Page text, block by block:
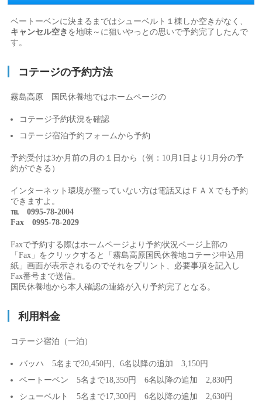
ベートーベンに決まるまではシューベルト１棟しか空きがなく、
キャンセル空き を地味～に狙いやっとの思いで予約完了したんで
す。
コテージの予約方法
霧島高原 国民休養地ではホームページの
コテージ予約状況を確認
コテージ宿泊予約フォームから予約
予約受付は3か月前の月の１日から（例：10月1日より1月分の予
約ができる）
インターネット環境が整っていない方は電話又はＦＡＸでも予約
できますよ。
℡ 0995-78-2004
Fax 0995-78-2029
Faxで予約する際はホームページより予約状況ページ上部の
「Fax」をクリックすると「霧島高原国民休養地コテージ申込用
紙」画面が表示されるのでそれをプリント、必要事項を記入し
Fax番号まで送信。
国民休養地から本人確認の連絡が入り予約完了となる。
利用料金
コテージ宿泊（一泊）
バッハ 5名まで20,450円、6名以降の追加 3,150円
ベートーベン 5名まで18,350円 6名以降の追加 2,830円
シューベルト 5名まで17,300円 6名以降の追加 2,630円